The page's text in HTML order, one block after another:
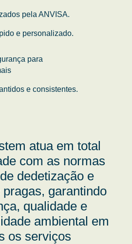
pela ANVISA.
e personalizado.
para
e consistentes.
atua em total
com as normas
dedetização e
garantindo
qualidade e
ambiental em
os serviços